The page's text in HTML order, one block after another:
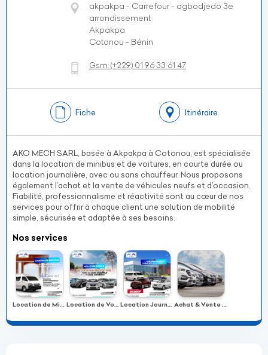
akpakpa - Carrefour - agbodjedo 3e
arrondissement
Akpakpa
Cotonou - Bénin
Gsm:(+229) 01 96 33 61 47
Fiche Itinéraire
AKO MECH SARL, basée à Akpakpa à Cotonou, est spécialisée
dans la location de minibus et de voitures, en courte durée ou
location journalière, avec ou sans chauffeur. Nous proposons
également l’achat et la vente de véhicules neufs et d’occasion.
Fiabilité, professionnalisme et réactivité sont au cœur de nos
services pour offrir à chaque client une solution de mobilité
simple, sécurisée et adaptée à ses besoins.
Nos services
Location de Minibus Location de Voitures Location Journalière Achat & Vente de Véhicules Neufs et d’Occasion